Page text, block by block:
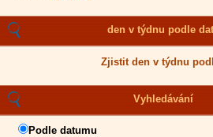
den v týdnu podle
Zjistit den v týdnu
Vyhledávání
Podle datumu